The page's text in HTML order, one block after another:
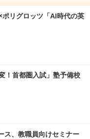
リグロッツ「AI時代の英
！首都圏入試」塾予備校
ス、教職員向けセミナー